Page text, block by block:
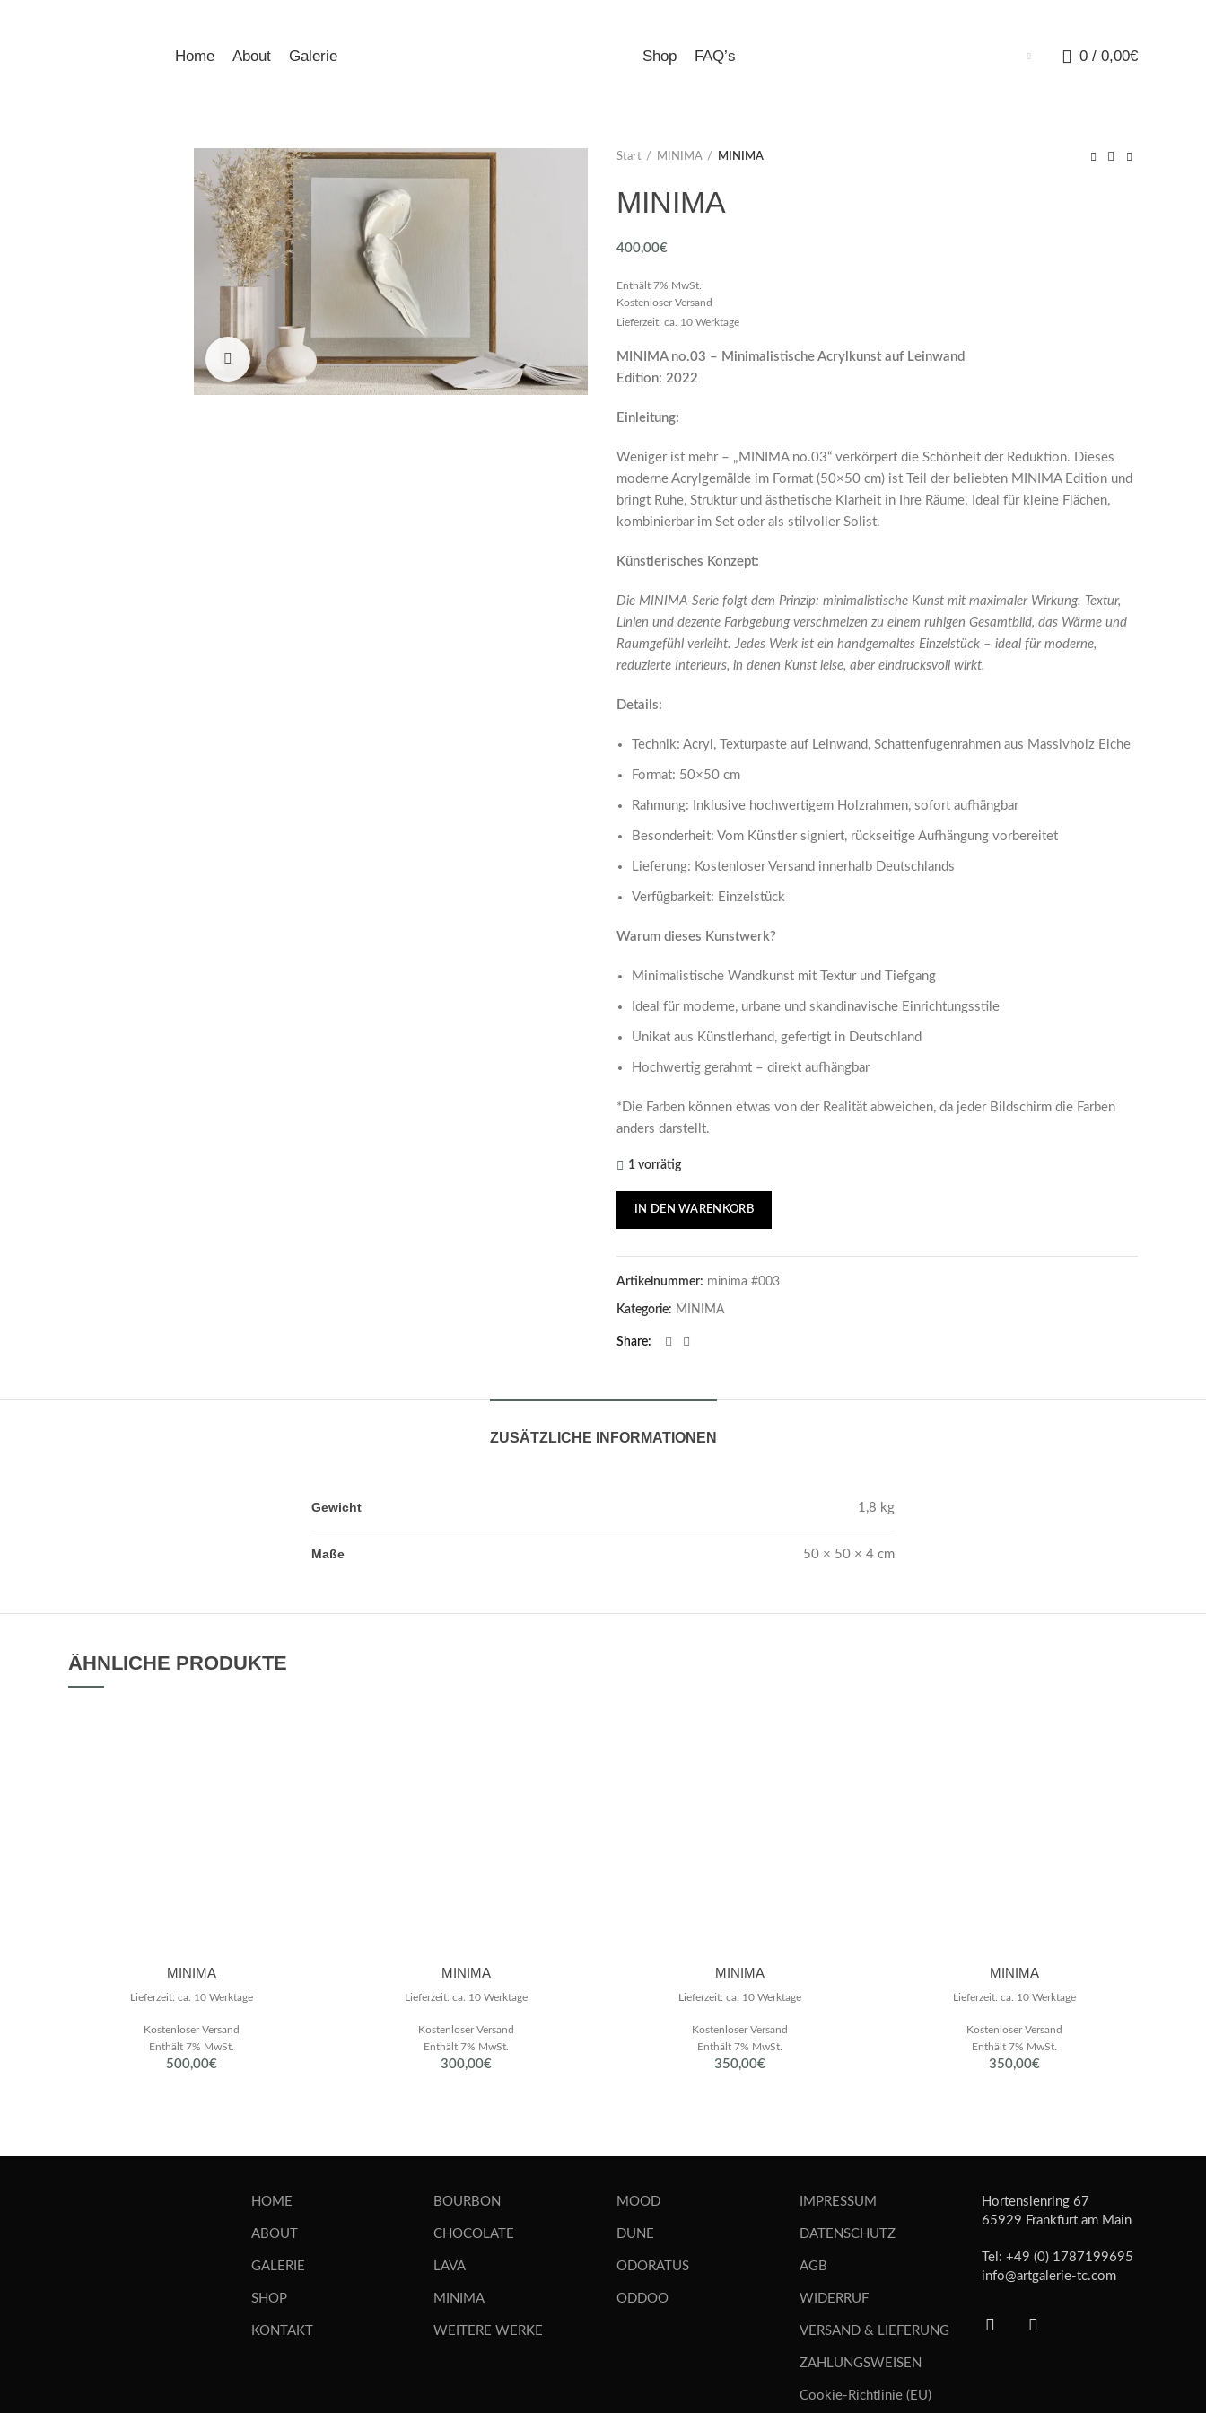
Home About Galerie Shop FAQ’s 0 / 0,00€
Click to enlarge
Start MINIMA MINIMA
MINIMA
400,00€
Enthält 7% MwSt.
Kostenloser Versand
Lieferzeit: ca. 10 Werktage
MINIMA no.03 – Minimalistische Acrylkunst auf Leinwand
Edition: 2022
Einleitung:
Weniger ist mehr – „MINIMA no.03“ verkörpert die Schönheit der Reduktion. Dieses
moderne Acrylgemälde im Format (50×50 cm) ist Teil der beliebten MINIMA Edition und
bringt Ruhe, Struktur und ästhetische Klarheit in Ihre Räume. Ideal für kleine Flächen,
kombinierbar im Set oder als stilvoller Solist.
Künstlerisches Konzept:
Die MINIMA-Serie folgt dem Prinzip: minimalistische Kunst mit maximaler Wirkung. Textur,
Linien und dezente Farbgebung verschmelzen zu einem ruhigen Gesamtbild, das Wärme und
Raumgefühl verleiht. Jedes Werk ist ein handgemaltes Einzelstück – ideal für moderne,
reduzierte Interieurs, in denen Kunst leise, aber eindrucksvoll wirkt.
Details:
Technik: Acryl, Texturpaste auf Leinwand, Schattenfugenrahmen aus Massivholz Eiche
Format: 50×50 cm
Rahmung: Inklusive hochwertigem Holzrahmen, sofort aufhängbar
Besonderheit: Vom Künstler signiert, rückseitige Aufhängung vorbereitet
Lieferung: Kostenloser Versand innerhalb Deutschlands
Verfügbarkeit: Einzelstück
Warum dieses Kunstwerk?
Minimalistische Wandkunst mit Textur und Tiefgang
Ideal für moderne, urbane und skandinavische Einrichtungsstile
Unikat aus Künstlerhand, gefertigt in Deutschland
Hochwertig gerahmt – direkt aufhängbar
*Die Farben können etwas von der Realität abweichen, da jeder Bildschirm die Farben
anders darstellt.
1 vorrätig
IN DEN WARENKORB
Artikelnummer: minima #003
Kategorie: MINIMA
Share
ZUSÄTZLICHE INFORMATIONEN
Gewicht 1,8 kg
Maße 50 × 50 × 4 cm
ÄHNLICHE PRODUKTE
MINIMA
500,00€
Enthält 7% MwSt.
Kostenloser Versand
Lieferzeit: ca. 10 Werktage
MINIMA
300,00€
Enthält 7% MwSt.
Kostenloser Versand
Lieferzeit: ca. 10 Werktage
MINIMA
350,00€
Enthält 7% MwSt.
Kostenloser Versand
Lieferzeit: ca. 10 Werktage
MINIMA
350,00€
Enthält 7% MwSt.
Kostenloser Versand
Lieferzeit: ca. 10 Werktage
HOME
ABOUT
GALERIE
SHOP
KONTAKT
BOURBON
CHOCOLATE
LAVA
MINIMA
WEITERE WERKE
MOOD
DUNE
ODORATUS
ODDOO
IMPRESSUM
DATENSCHUTZ
AGB
WIDERRUF
VERSAND & LIEFERUNG
ZAHLUNGSWEISEN
Cookie-Richtlinie (EU)
Hortensienring 67
65929 Frankfurt am Main
Tel: +49 (0) 1787199695
info@artgalerie-tc.com